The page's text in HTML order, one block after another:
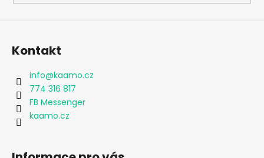
Kontakt
info@kaamo.cz
774 316 817
FB Messenger
kaamo.cz